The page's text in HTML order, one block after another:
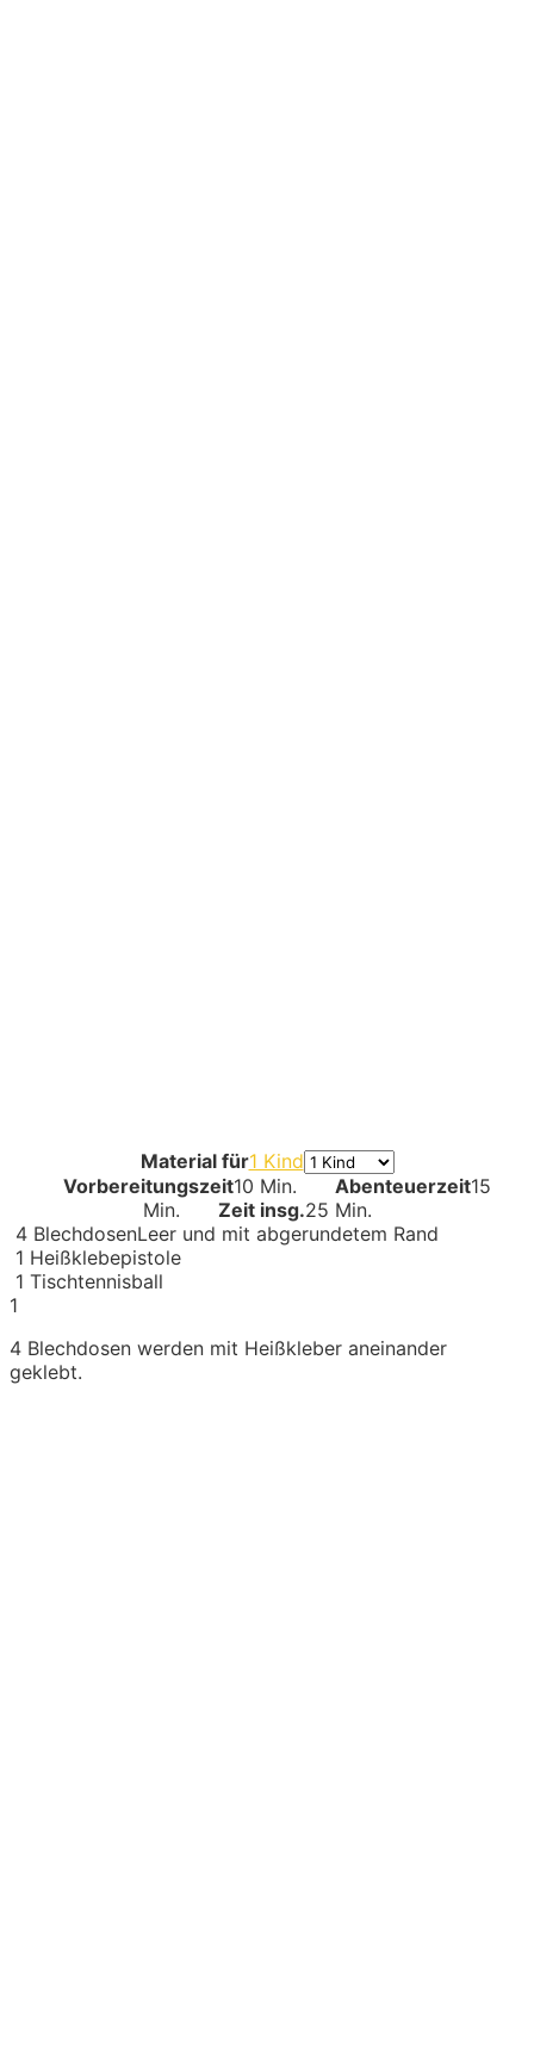
Material für1 Kind
Vorbereitungszeit10 Min. Abenteuerzeit15
Min.
Zeit insg.25 Min.
4 BlechdosenLeer und mit abgerundetem Rand
1 Heißklebepistole
1 Tischtennisball
1
4 Blechdosen werden mit Heißkleber aneinander
geklebt.